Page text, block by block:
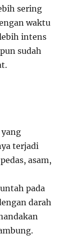
sering
waktu
intens
sudah
terjadi
asam,
pada
darah